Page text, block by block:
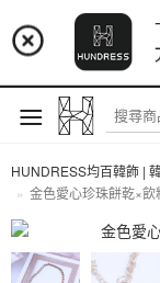
📢
📢 市
📢 市
註冊
HUNDRESS均百韓飾 |
金色愛心珍珠餅乾×
全部商品